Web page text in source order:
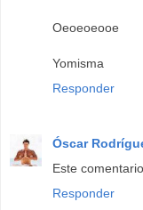
Oeoeoeooe
Yomisma
Responder
Óscar
Este
Responder